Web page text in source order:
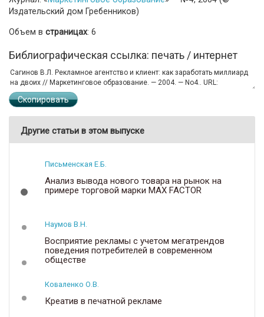
Издательский дом Гребенников)
Объем в страницах: 6
Библиографическая ссылка: печать / интернет
Скопировать
Другие статьи в этом выпуске
Письменская Е.Б.
Анализ вывода нового товара на рынок на
примере торговой марки MAX FACTOR
Наумов В.Н.
Восприятие рекламы с учетом мегатрендов
поведения потребителей в современном
обществе
Коваленко О.В.
Креатив в печатной рекламе